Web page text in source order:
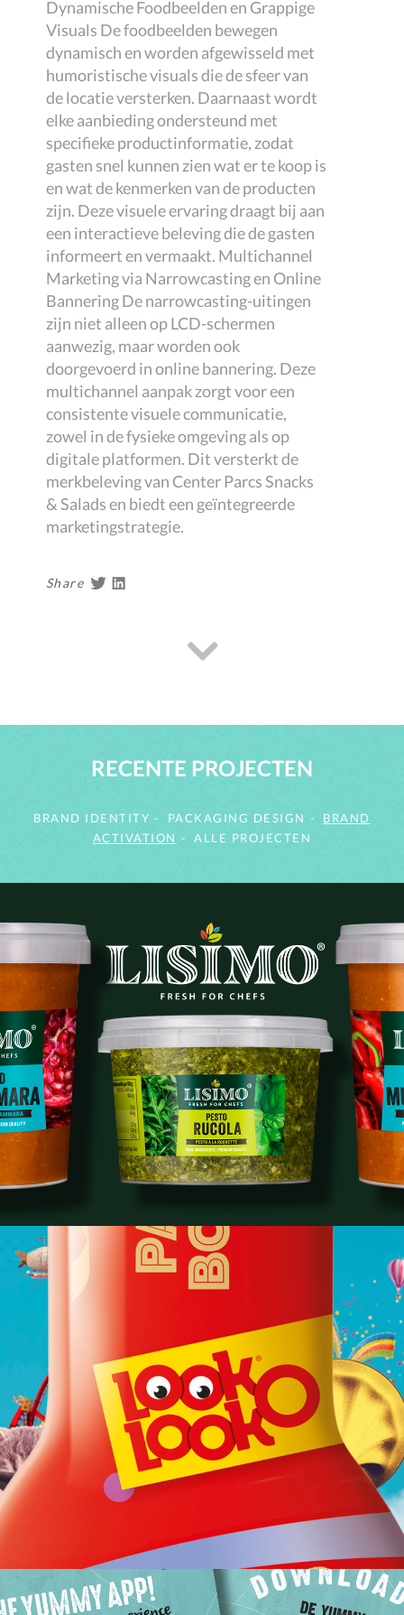
Dynamische Foodbeelden en Grappige
Visuals De foodbeelden bewegen
dynamisch en worden afgewisseld met
humoristische visuals die de sfeer van
de locatie versterken. Daarnaast wordt
elke aanbieding ondersteund met
specifieke productinformatie, zodat
gasten snel kunnen zien wat er te koop is
en wat de kenmerken van de producten
zijn. Deze visuele ervaring draagt bij aan
een interactieve beleving die de gasten
informeert en vermaakt. Multichannel
Marketing via Narrowcasting en Online
Bannering De narrowcasting-uitingen
zijn niet alleen op LCD-schermen
aanwezig, maar worden ook
doorgevoerd in online bannering. Deze
multichannel aanpak zorgt voor een
consistente visuele communicatie,
zowel in de fysieke omgeving als op
digitale platformen. Dit versterkt de
merkbeleving van Center Parcs Snacks
& Salads en biedt een geïntegreerde
marketingstrategie.
Share
RECENTE PROJECTEN
BRAND IDENTITY PACKAGING DESIGN
BRAND
ACTIVATION
ALLE PROJECTEN